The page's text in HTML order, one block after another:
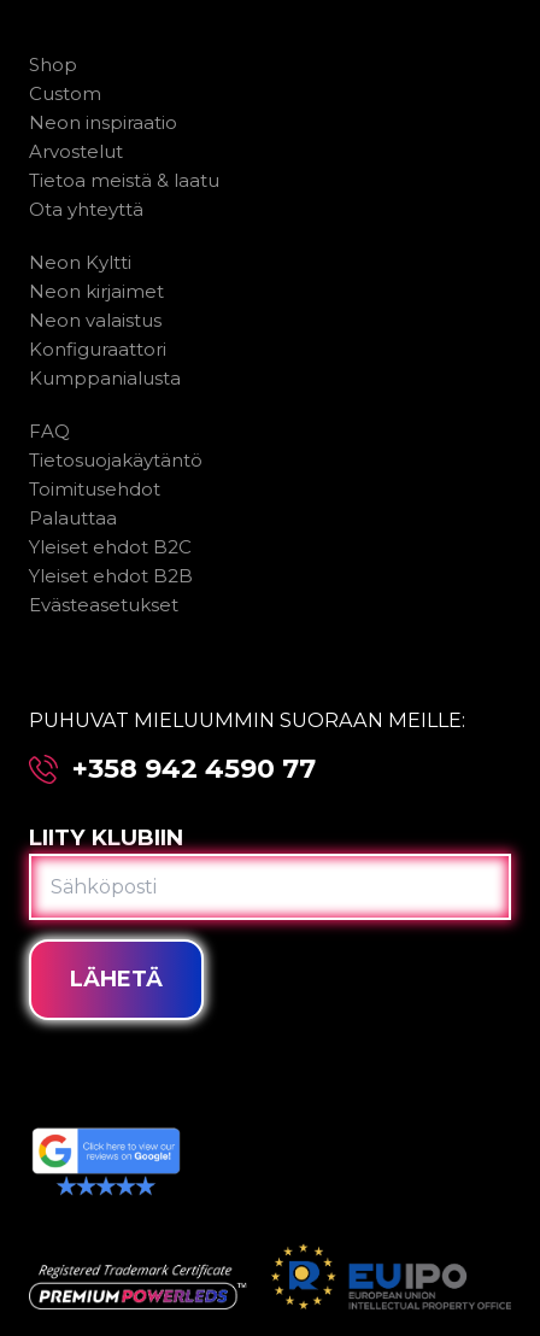
Shop
Custom
Neon inspiraatio
Arvostelut
Tietoa meistä & laatu
Ota yhteyttä
Neon Kyltti
Neon kirjaimet
Neon valaistus
Konfiguraattori
Kumppanialusta
FAQ
Tietosuojakäytäntö
Toimitusehdot
Palauttaa
Yleiset ehdot B2C
Yleiset ehdot B2B
Evästeasetukset
PUHUVAT MIELUUMMIN SUORAAN MEILLE:
+358 942 4590 77
LIITY KLUBIIN
SÄHKÖPOSTI
LÄHETÄ